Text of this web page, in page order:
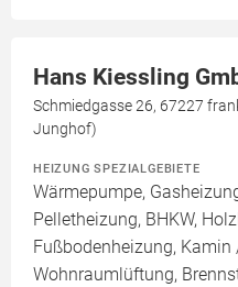
Hans Kiessling
Schmiedgasse 26, 67227
Junghof)
HEIZUNG SPEZIALGEBIETE
Wärmepumpe,
Pelletheizung, BHKW,
Fußbodenheizung, Kamin
Wohnraumlüftung,